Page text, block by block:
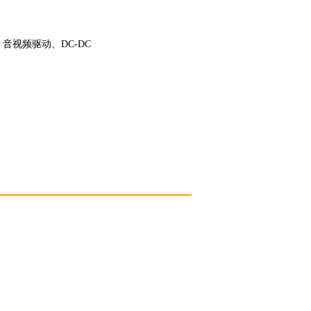
音视频驱动、DC-DC